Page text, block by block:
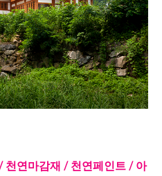
천연마감재 / 천연페인트 / 아